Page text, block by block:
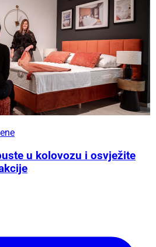
u kolovozu i osvježite